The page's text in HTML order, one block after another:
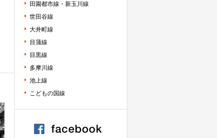
田園都市線・新玉川線
世田谷線
大井町線
目蒲線
目黒線
多摩川線
池上線
こどもの国線